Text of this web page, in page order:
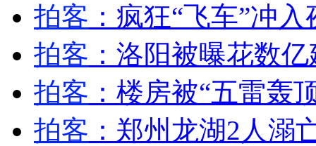
外交部：反对强权政治霸凌主义
外交部：有关国家言论片面不公正
拍客 ：疯狂“飞车”冲
拍客 ：洛阳被曝花数
拍客 ：楼房被“五雷轰
拍客 ：郑州龙湖2人溺